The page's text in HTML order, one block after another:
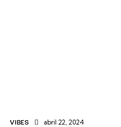
VIBES abril 22, 2024